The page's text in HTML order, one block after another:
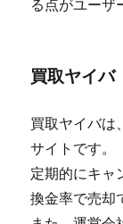
る点がユーザ
買取ヤイバ
買取ヤイバは
サイトです。
定期的にキャ
換金率で売却